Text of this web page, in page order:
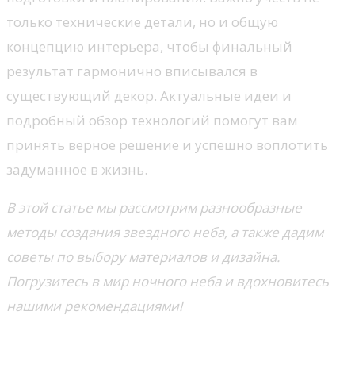
только технические детали, но и общую
концепцию интерьера, чтобы финальный
результат гармонично вписывался в
существующий декор. Актуальные идеи и
подробный обзор технологий помогут вам
принять верное решение и успешно воплотить
задуманное в жизнь.
В этой статье мы рассмотрим разнообразные
методы создания звездного неба, а также дадим
советы по выбору материалов и дизайна.
Погрузитесь в мир ночного неба и вдохновитесь
нашими рекомендациями!